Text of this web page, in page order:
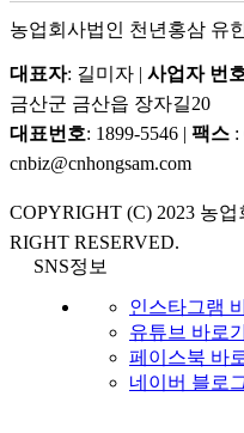
농업회사법인 천년홍삼 유
대표자: 길미자 | 사업자 번
금산군 금산읍 장자길20
대표번호: 1899-5546 | 팩스 :
cnbiz@cnhongsam.com
COPYRIGHT (C) 2023 농
RIGHT RESERVED.
SNS정보
인스타그램
유튜브 바로
페이스북 바
네이버 블로